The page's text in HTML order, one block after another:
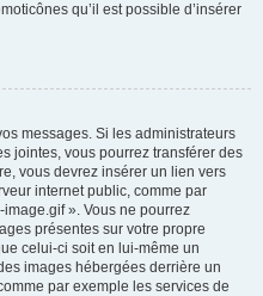
qu’il est possible d’insérer
messages. Si les administrateurs
jointes, vous pourrez transférer des
vous devrez insérer un lien vers
internet public, comme par
». Vous ne pourrez
présentes sur votre propre
celui-ci soit en lui-même un
images hébergées derrière un
par exemple les services de